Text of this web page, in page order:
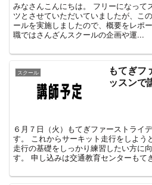
みなさんこんにちは。 フリーになって
ツとさせていただいていましたが、こ
ールを実施しましたので、概要をレポ
職ではさんざんスクールの企画や運...
スクール
もてぎフ
ッスン
６月７日（火）もてぎファーストライ
す。 これからサーキット走行をしよう
走行の基礎をしっかり練習したい方に
す。 申し込みは交通教育センターもて